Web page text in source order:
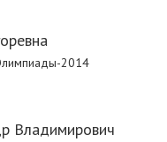
2014
Владимирович